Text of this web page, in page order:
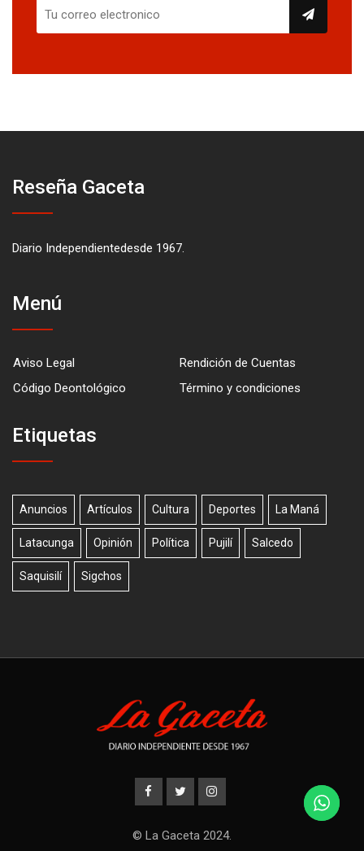
Reseña Gaceta
Diario Independientedesde 1967.
Menú
Aviso Legal
Rendición de Cuentas
Código Deontológico
Término y condiciones
Etiquetas
Anuncios Artículos Cultura Deportes La Maná
Latacunga Opinión Política Pujilí Salcedo
Saquisilí Sigchos
© La Gaceta 2024.